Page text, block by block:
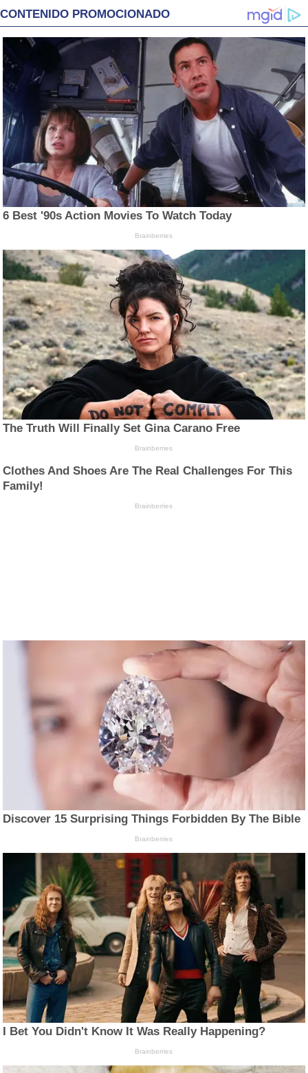
CONTENIDO PROMOCIONADO
6 Best '90s Action Movies To Watch Today
Brainberries
The Truth Will Finally Set Gina Carano Free
Brainberries
Clothes And Shoes Are The Real Challenges For This
Family!
Brainberries
Discover 15 Surprising Things Forbidden By The Bible
Brainberries
I Bet You Didn't Know It Was Really Happening?
Brainberries